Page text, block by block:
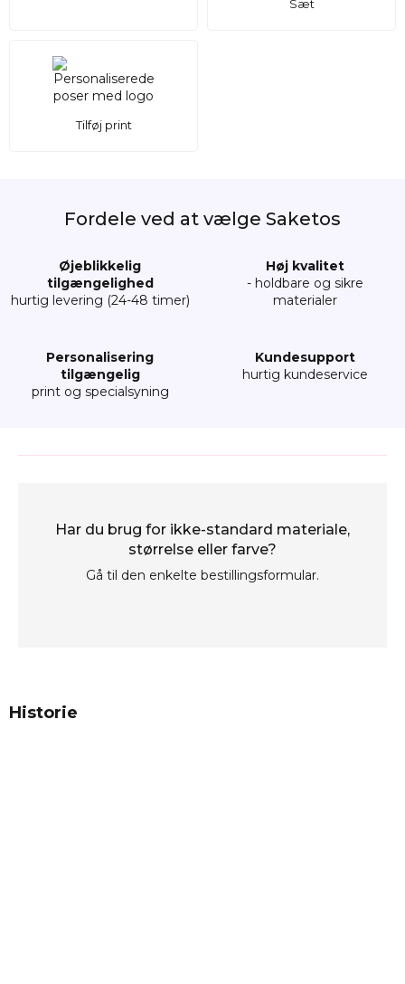
Sæt
Tilføj print
Fordele ved at vælge Saketos
Øjeblikkelig
tilgængelighed
hurtig levering (24-48 timer)
Høj kvalitet
- holdbare og sikre
materialer
Personalisering
tilgængelig
print og specialsyning
Kundesupport
hurtig kundeservice
Har du brug for ikke-standard materiale,
størrelse eller farve?
Gå til den enkelte bestillingsformular.
Historie